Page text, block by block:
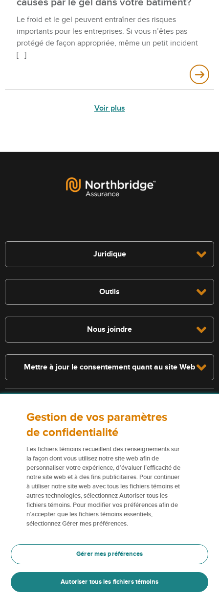
Le froid et le gel peuvent entraîner des risques
importants pour les entreprises. Si vous n’êtes pas
protégé de façon appropriée, même un petit incident
Voir plus
Juridique
Outils
Nous joindre
Mettre à jour le consentement quant au site Web
s’appliquent. Les services décrits sur le présent site Web ne
constituent pas des polices d’assurance, et certaines polices n’y sont
pas admissibles.
Pour obtenir de plus amples renseignements sur nos services ou nos
assureurs, veuillez consulter lesConditions d’utilisation
Certains éléments de contenu du présent site Web sont des marques
de commerce ou des appellations commerciales de la Corporation
financière Northbridge (ou de ses sociétés affiliées); elles sont
utilisées par nos assureurs avec la permission de la Corporation
financière Northbridge.
Pour en savoir plus, veuillez consulter les renseignements sur les
Marques de commerce.
Gestion de vos paramètres
de confidentialité
Les fichiers témoins recueillent des renseignements sur
la façon dont vous utilisez notre site web afin de
personnaliser votre expérience, d’évaluer l’efficacité de
notre site web et à des fins publicitaires. Pour continuer
à utiliser notre site web avec tous les fichiers témoins et
autres technologies, sélectionnez Autoriser tous les
fichiers témoins. Pour modifier vos préférences afin de
n’accepter que les fichiers témoins essentiels,
sélectionnez Gérer mes préférences.
Gérer mes préférences
Autoriser tous les fichiers témoins